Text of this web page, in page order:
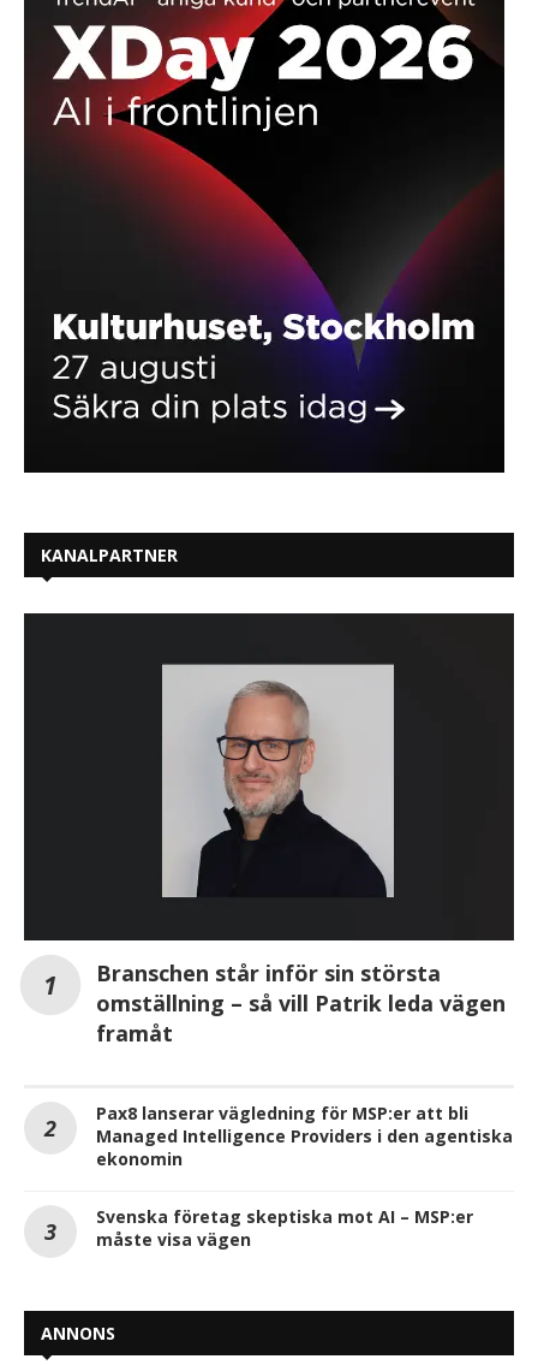
KANALPARTNER
Branschen står inför sin största
omställning – så vill Patrik leda vägen
framåt
Pax8 lanserar vägledning för MSP:er att bli
Managed Intelligence Providers i den agentiska
ekonomin
Svenska företag skeptiska mot AI – MSP:er
måste visa vägen
ANNONS